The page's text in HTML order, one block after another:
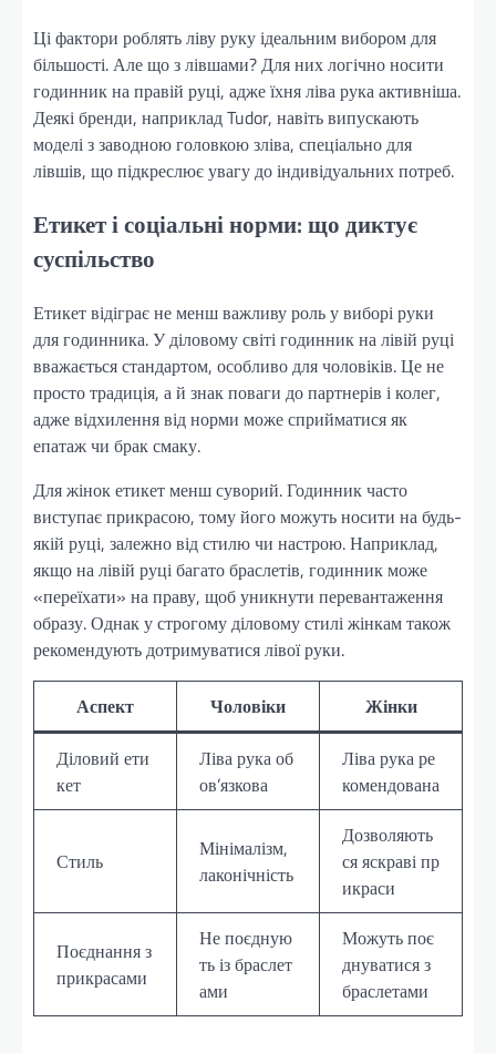
Ці фактори роблять ліву руку ідеальним вибором для
більшості. Але що з лівшами? Для них логічно носити
годинник на правій руці, адже їхня ліва рука активніша.
Деякі бренди, наприклад Tudor, навіть випускають
моделі з заводною головкою зліва, спеціально для
лівшів, що підкреслює увагу до індивідуальних потреб.
Етикет і соціальні норми: що диктує
суспільство
Етикет відіграє не менш важливу роль у виборі руки
для годинника. У діловому світі годинник на лівій руці
вважається стандартом, особливо для чоловіків. Це не
просто традиція, а й знак поваги до партнерів і колег,
адже відхилення від норми може сприйматися як
епатаж чи брак смаку.
Для жінок етикет менш суворий. Годинник часто
виступає прикрасою, тому його можуть носити на будь-
якій руці, залежно від стилю чи настрою. Наприклад,
якщо на лівій руці багато браслетів, годинник може
«переїхати» на праву, щоб уникнути перевантаження
образу. Однак у строгому діловому стилі жінкам також
рекомендують дотримуватися лівої руки.
Аспект Чоловіки
Жінки
Діловий ети
кет
Ліва рука об
ов’язкова
Ліва рука ре
комендована
Стиль
Мінімалізм,
лаконічність
Дозволяють
ся яскраві пр
икраси
Поєднання з
прикрасами
Не поєдную
ть із браслет
ами
Можуть поє
днуватися з
браслетами